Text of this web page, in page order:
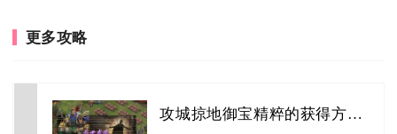
更多攻略
攻城掠地御宝精粹的获得方法有哪些